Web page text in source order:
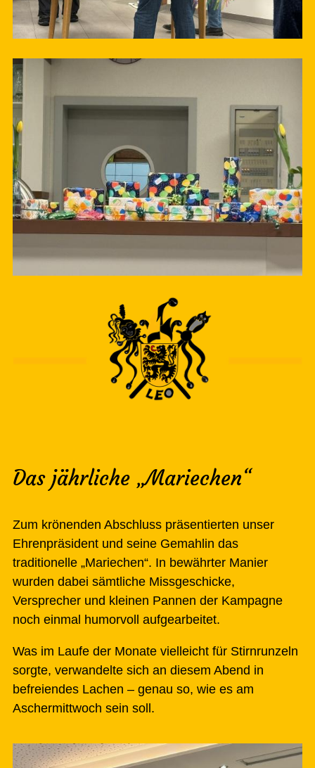
Das jährliche „Mariechen“
Zum krönenden Abschluss präsentierten unser
Ehrenpräsident und seine Gemahlin das
traditionelle „Mariechen“. In bewährter Manier
wurden dabei sämtliche Missgeschicke,
Versprecher und kleinen Pannen der Kampagne
noch einmal humorvoll aufgearbeitet.
Was im Laufe der Monate vielleicht für Stirnrunzeln
sorgte, verwandelte sich an diesem Abend in
befreiendes Lachen – genau so, wie es am
Aschermittwoch sein soll.